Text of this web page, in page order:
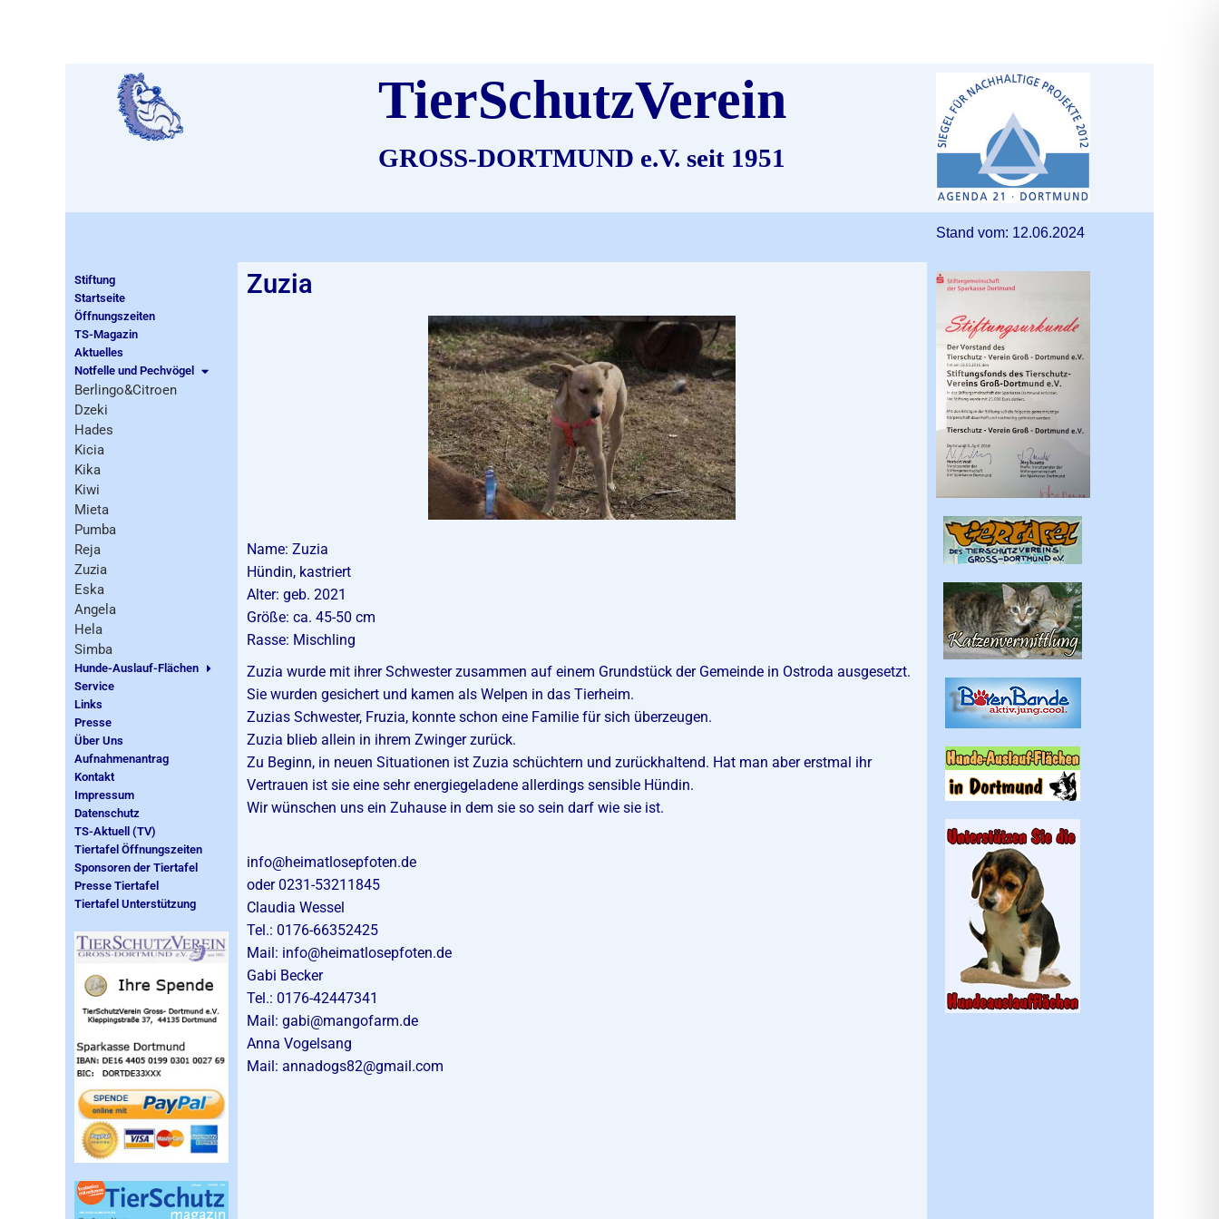
TierSchutzVerein
GROSS-DORTMUND e.V. seit 1951
Stand vom: 12.06.2024
Stiftung
Startseite
Öffnungszeiten
TS-Magazin
Aktuelles
Notfelle und Pechvögel
Berlingo&Citroen
Dzeki
Hades
Kicia
Kika
Kiwi
Mieta
Pumba
Reja
Zuzia
Eska
Angela
Hela
Simba
Hunde-Auslauf-Flächen
Service
Links
Presse
Über Uns
Aufnahmenantrag
Kontakt
Impressum
Datenschutz
TS-Aktuell (TV)
Tiertafel Öffnungszeiten
Sponsoren der Tiertafel
Presse Tiertafel
Tiertafel Unterstützung
Zuzia
Name: Zuzia
Hündin, kastriert
Alter: geb. 2021
Größe: ca. 45-50 cm
Rasse: Mischling
Zuzia wurde mit ihrer Schwester zusammen auf einem Grundstück der Gemeinde in Ostroda ausgesetzt.
Sie wurden gesichert und kamen als Welpen in das Tierheim.
Zuzias Schwester, Fruzia, konnte schon eine Familie für sich überzeugen.
Zuzia blieb allein in ihrem Zwinger zurück.
Zu Beginn, in neuen Situationen ist Zuzia schüchtern und zurückhaltend. Hat man aber erstmal ihr
Vertrauen ist sie eine sehr energiegeladene allerdings sensible Hündin.
Wir wünschen uns ein Zuhause in dem sie so sein darf wie sie ist.
info@heimatlosepfoten.de
oder 0231-53211845
Claudia Wessel
Tel.: 0176-66352425
Mail: info@heimatlosepfoten.de
Gabi Becker
Tel.: 0176-42447341
Mail: gabi@mangofarm.de
Anna Vogelsang
Mail: annadogs82@gmail.com